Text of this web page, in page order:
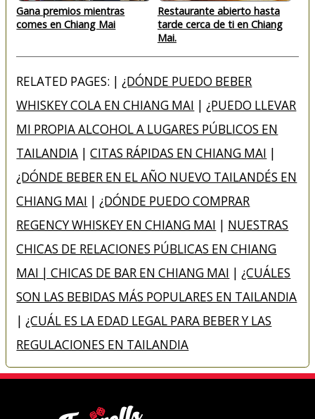
Gana premios mientras
comes en Chiang Mai
Restaurante abierto hasta
tarde cerca de ti en Chiang
Mai.
RELATED PAGES: |¿DÓNDE PUEDO BEBER
WHISKEY COLA EN CHIANG MAI |¿PUEDO LLEVAR
MI PROPIA ALCOHOL A LUGARES PÚBLICOS EN
TAILANDIA |CITAS RÁPIDAS EN CHIANG MAI |
¿DÓNDE BEBER EN EL AÑO NUEVO TAILANDÉS EN
CHIANG MAI |¿DÓNDE PUEDO COMPRAR
REGENCY WHISKEY EN CHIANG MAI | NUESTRAS
CHICAS DE RELACIONES PÚBLICAS EN CHIANG
MAI | CHICAS DE BAR EN CHIANG MAI |¿CUÁLES
SON LAS BEBIDAS MÁS POPULARES EN TAILANDIA
|¿CUÁL ES LA EDAD LEGAL PARA BEBER Y LAS
REGULACIONES EN TAILANDIA